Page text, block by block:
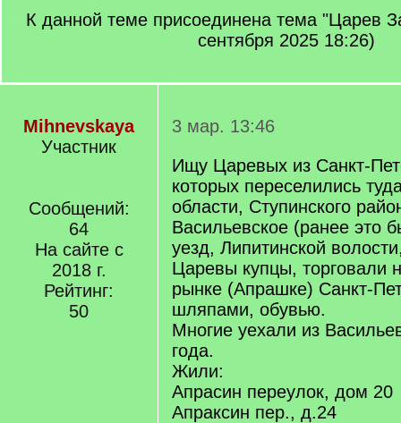
К данной теме присоединена тема "Царев
сентября 2025 18:26)
Mihnevskaya
Участник
Сообщений:
64
На сайте с
2018 г.
Рейтинг:
50
3 мар. 13:46
Ищу Царевых из Санкт-
которых переселились
области, Ступинского
Васильевское (ранее это
уезд, Липитинской
Царевы купцы, торговали
рынке (Апрашке) Санкт-
шляпами, обувью.
Многие уехали из
года.
Жили:
Апрасин переулок, дом 20
Апраксин пер., д.24